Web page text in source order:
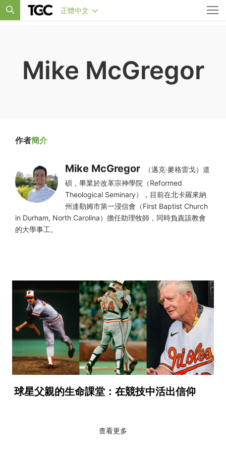
正體中文
Mike McGregor
作者簡介
Mike McGregor
（邁克·麥格雷戈）道
碩，畢業於改革宗神學院（Reformed
Theological Seminary），目前在北卡羅來納
州達勒姆市第一浸信會（First Baptist Church
in Durham, North Carolina）擔任助理牧師，同時負責該教會
的大學事工。
球星父親的生命課堂：在競技中活出信仰
查看更多